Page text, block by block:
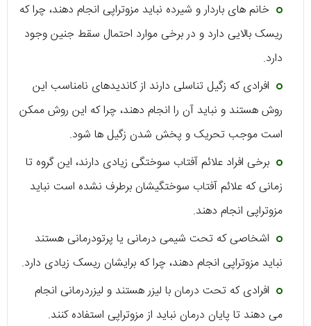
خانم های باردار و شیرده نباید مزوتراپی انجام دهند، چرا که
ریسک بالایی دارد و در برخی موارد احتمال سقط جنین وجود
دارد.
افرادی که زگیل تناسلی دارند از کاندیدهای نامناسب این
روش هستند و نباید آن را انجام دهند، چرا که این روش ممکن
است موجب تحریک و پخش شدن زگیل ها شود.
برخی افراد علائم آفتاب سوختگی زیادی دارند، این گروه تا
زمانی که علائم آفتاب سوختگیشان برطرف نشده است نباید
مزوتراپی انجام دهند.
اشخاصی که تحت شیمی درمانی یا پرتودرمانی هستند
نباید مزوتراپی انجام دهند، چرا که برایشان ریسک زیادی دارد.
افرادی که تحت درمان با لیزر هستند و لیزردرمانی انجام
می دهند تا پایان درمان نباید از مزوتراپی استفاده کنند.